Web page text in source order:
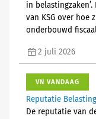
in
van KSG over hoe
onderbouwd
2 juli 2026
VN VANDAAG
Reputatie
De reputatie van